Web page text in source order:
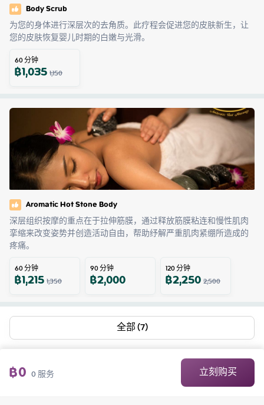
Body Scrub
为您的身体进行深层次的去角质。此疗程会促进您的皮肤新生，让
您的皮肤恢复婴儿时期的白嫩与光滑。
60分钟
฿1,0351,150
Aromatic Hot Stone Body
深层组织按摩的重点在于拉伸筋膜，通过释放筋膜粘连和慢性肌肉
挛缩来改变姿势并创造活动自由，帮助纾解严重肌肉紧绷所造成的
疼痛。
60分钟
฿1,2151,350
90分钟
฿2,000 120分钟
฿2,2502,500
全部 (7)
฿0 0服务 立刻购买